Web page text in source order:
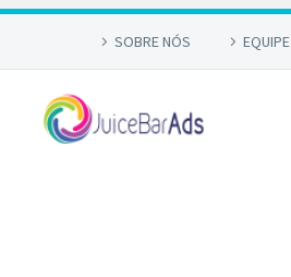
SOBRE NÓS EQUIPE